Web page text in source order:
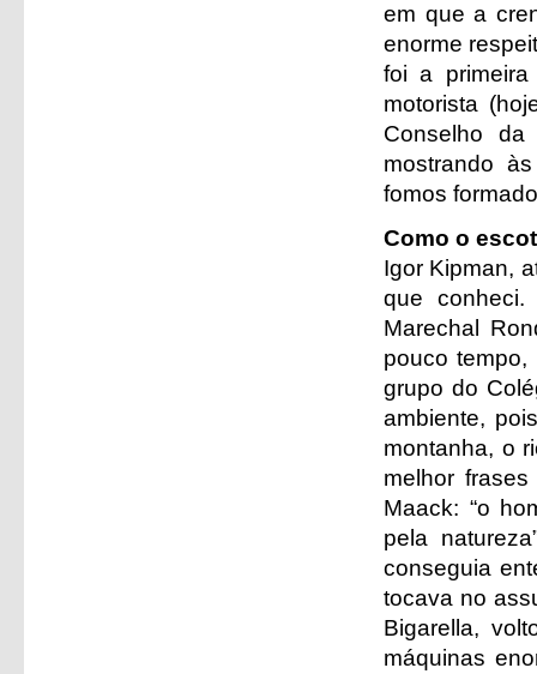
em que a
enorme
foi a
motorista
Conselho
mostrando
fomos
Como o
Igor Kipman,
que
Marechal
pouco
grupo do
ambiente,
montanha, o
melhor
Maack: “o
pela
conseguia
tocava no
Bigarella,
máquinas